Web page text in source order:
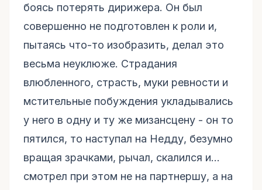
боясь потерять дирижера. Он был
совершенно не подготовлен к роли и,
пытаясь что-то изобразить, делал это
весьма неуклюже. Страдания
влюбленного, страсть, муки ревности и
мстительные побуждения укладывались
у него в одну и ту же мизансцену - он то
пятился, то наступал на Недду, безумно
вращая зрачками, рычал, скалился и...
смотрел при этом не на партнершу, а на